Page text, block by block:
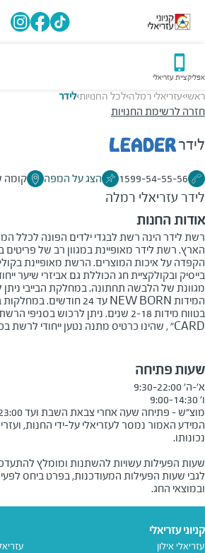
אפליקציית עזריאלי
ראשי>עזריאלי רמלה>לכל החנויות>לידר
חזרה לרשימת החנויות
לידר
1599-54-55-56 הצג על המפה קומה
לידרעזריאלי רמלה
אודות החנות
רשת לידר הינה רשת לבגדי ילדים הפונה לכלל
הארץ. רשת לידר מאופיינת במגוון רב של פריטים
הקפדה על איכות המוצרים. הרשת מאופיינת
בייסיק ובקולקציית חג הכוללת גם אביזרי שיער
מגוונת של הלבשה תחתונה. במחלקת הבייבי ניתן
המידות NEW BORN
עד 24 חודשים.
בטווח מידות 2-18 שנים. ניתן לרכוש בסניפי הרשת כרטיס מתנה "
CARD" , שהינו כרטיס מתנה נטען ייחודי לרשת
שעות פתיחה
מוצ"ש – פתיחה שעה אחרי צבאת השבת ועד 23:00
המידע האמור נמסר לעזריאלי על-ידי החנות,
שעות הפעילות עשויות להשתנות ומומלץ
לגבי שעות הפעילות המעודכנות, בפרט ביחס
ובמוצאי החג.
קניוני עזריאלי
עזריאלי אילון